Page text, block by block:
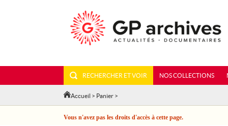
RECHERCHER ET VOIR NOS COLLECTIONS
Accueil > Panier >
Vous n'avez pas les droits d'accès à cette page.